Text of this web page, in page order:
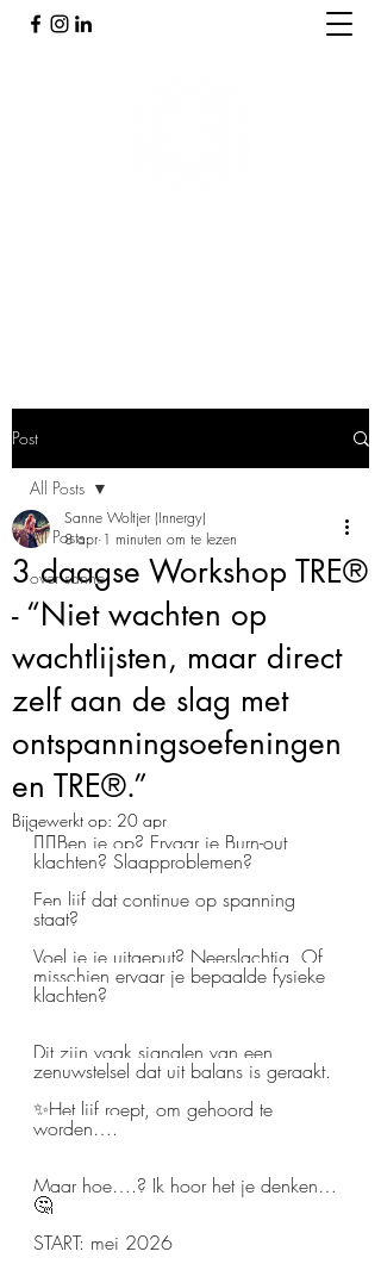
Post
All Posts
over sanne
All Posts
3 daagse Workshop TRE®
- “Niet wachten op
wachtlijsten, maar direct
zelf aan de slag met
ontspanningsoefeningen
en TRE®.”
Sanne Woltjer (Innergy)
8 apr 1 minuten om te lezen
Bijgewerkt op: 20 apr
👉🏼Ben je op? Ervaar je Burn-out
klachten? Slaapproblemen?
Een lijf dat continue op spanning
staat?
Voel je je uitgeput? Neerslachtig, Of
misschien ervaar je bepaalde fysieke
klachten?
Dit zijn vaak signalen van een
zenuwstelsel dat uit balans is geraakt.
✨Het lijf roept, om gehoord te
worden….
Maar hoe….? Ik hoor het je denken…
🤔
START: mei 2026